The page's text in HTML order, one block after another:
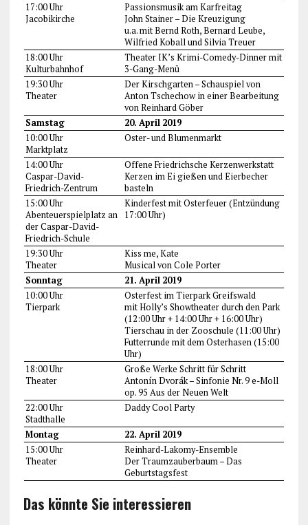
17:00 Uhr
Jacobikirche
Passionsmusik am Karfreitag
John Stainer – Die Kreuzigung
u.a. mit Bernd Roth, Bernard Leube,
Wilfried Koball und Silvia Treuer
18:00 Uhr
Kulturbahnhof
Theater IK’s Krimi-Comedy-Dinner mit
3-Gang-Menü
19:30 Uhr
Theater
Der Kirschgarten – Schauspiel von
Anton Tschechow in einer Bearbeitung
von Reinhard Göber
Samstag
20. April 2019
10:00 Uhr
Marktplatz
Oster- und Blumenmarkt
14:00 Uhr
Caspar-David-
Friedrich-Zentrum
Offene Friedrichsche Kerzenwerkstatt
Kerzen im Ei gießen und Eierbecher
basteln
15:00 Uhr
Abenteuerspielplatz an
der Caspar-David-
Friedrich-Schule
Kinderfest mit Osterfeuer (Entzündung
17:00 Uhr)
19:30 Uhr
Theater
Kiss me, Kate
Musical von Cole Porter
Sonntag
21. April 2019
10:00 Uhr
Tierpark
Osterfest im Tierpark Greifswald
mit Holly’s Showtheater durch den Park
(12:00 Uhr + 14:00 Uhr + 16:00 Uhr)
Tierschau in der Zooschule (11:00 Uhr)
Futterrunde mit dem Osterhasen (15:00
Uhr)
18:00 Uhr
Theater
Große Werke Schritt für Schritt
Antonín Dvorák – Sinfonie Nr. 9 e-Moll
op. 95 Aus der Neuen Welt
22:00 Uhr
Stadthalle
Daddy Cool Party
Montag
22. April 2019
15:00 Uhr
Theater
Reinhard-Lakomy-Ensemble
Der Traumzauberbaum – Das
Geburtstagsfest
Das könnte Sie interessieren